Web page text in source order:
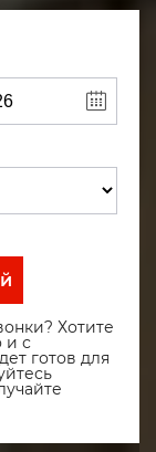
Хотите
и с
готов для